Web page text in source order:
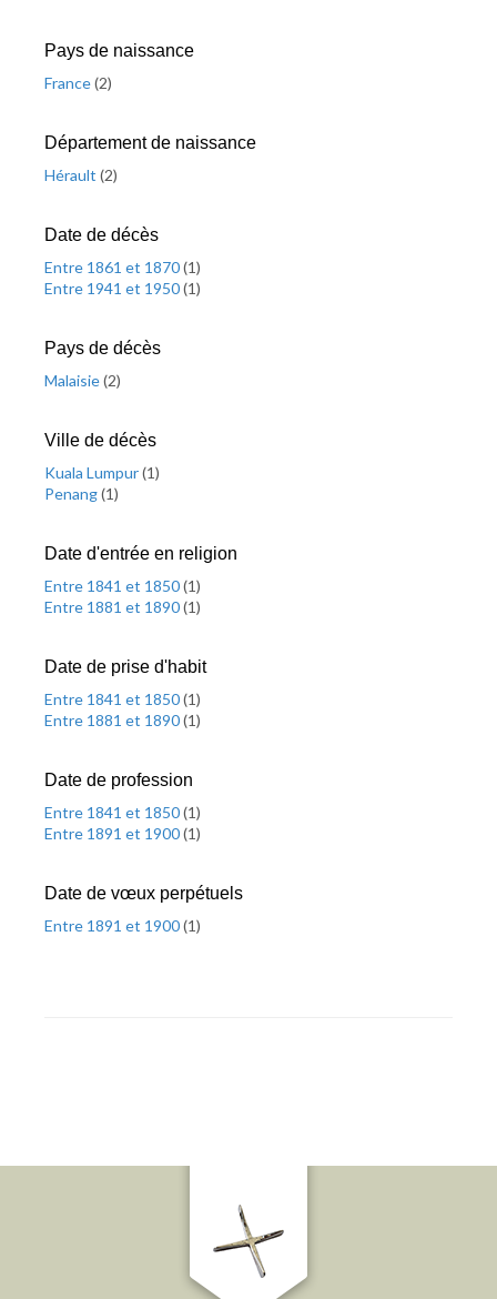
Pays de naissance
France(2)
Département de naissance
Hérault (2)
Date de décès
Entre 1861 et 1870(1)
Entre 1941 et 1950(1)
Pays de décès
Malaisie(2)
Ville de décès
Kuala Lumpur(1)
Penang(1)
Date d'entrée en religion
Entre 1841 et 1850(1)
Entre 1881 et 1890(1)
Date de prise d'habit
Entre 1841 et 1850(1)
Entre 1881 et 1890(1)
Date de profession
Entre 1841 et 1850(1)
Entre 1891 et 1900(1)
Date de vœux perpétuels
Entre 1891 et 1900(1)